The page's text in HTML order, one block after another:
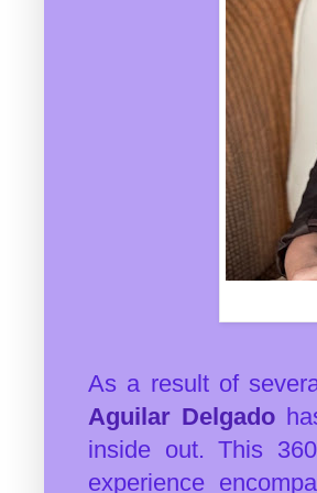
As a result of
Aguilar Delgado
inside out. This
experience